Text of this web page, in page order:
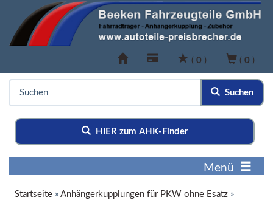
( 0 ) ( 0 )
Suchen
HIER zum AHK-Finder
Menü
Startseite » Anhängerkupplungen für PKW ohne Esatz »